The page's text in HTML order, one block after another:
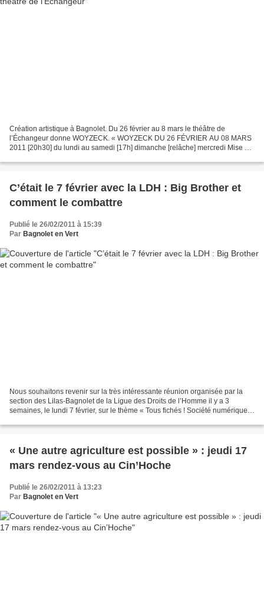
Création artistique à Bagnolet. Du 26 février au 8 mars le théâtre de
l’Échangeur donne WOYZECK. « WOYZECK DU 26 FÉVRIER AU 08 MARS
2011 [20h30] du lundi au samedi [17h] dimanche [relâche] mercredi Mise en
C’était le 7 février avec la LDH : Big Brother et
comment le combattre
Publié le 26/02/2011 à 15:39
Par Bagnolet en Vert
Nous souhaitons revenir sur la très intéressante réunion organisée par la
section des Lilas-Bagnolet de la Ligue des Droits de l’Homme il y a 3
semaines, le lundi 7 février, sur le thème « Tous fichés ! Société numérique
« Une autre agriculture est possible » : jeudi 17
mars rendez-vous au Cin’Hoche
Publié le 26/02/2011 à 13:23
Par Bagnolet en Vert